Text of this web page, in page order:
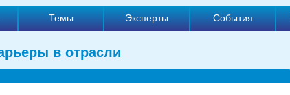
Темы Эксперты События
в отрасли